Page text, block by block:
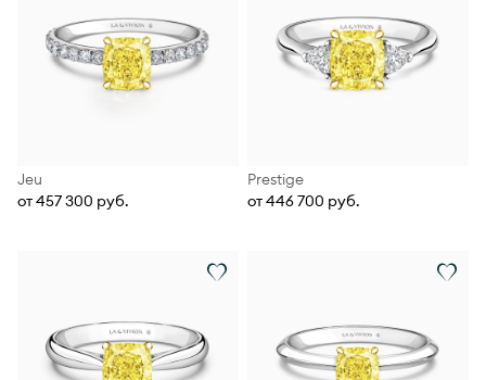
Jeu
от 457 300 руб.
Prestige
от 446 700 руб.